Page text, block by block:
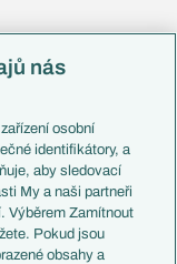
nás
osobní
identifikátory, a
aby sledovací
My a naši partneři
Výběrem Zamítnout
Pokud jsou
obsahy a